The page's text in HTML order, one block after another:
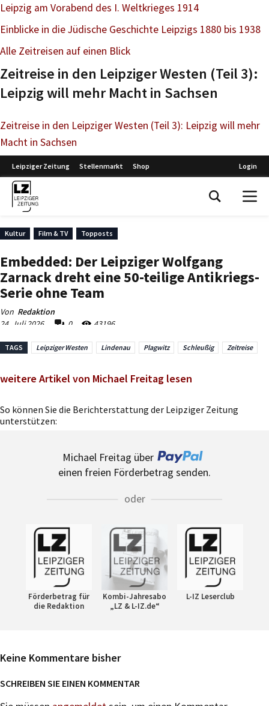
Leipzig am Vorabend des I. Weltkrieges 1914
Einblicke in die Jüdische Geschichte Leipzigs 1880 bis 1938
Alle Zeitreisen auf einen Blick
Zeitreise in den Leipziger Westen (Teil 3):
Leipzig will mehr Macht in Sachsen
Zeitreise in den Leipziger Westen (Teil 3): Leipzig will mehr
Macht in Sachsen
TAGS Leipziger Westen Lindenau Plagwitz Schleußig Zeitreise
weitere Artikel von Michael Freitag lesen
So können Sie die Berichterstattung der Leipziger Zeitung
unterstützen:
Michael Freitag über
einen freien Förderbetrag senden.
oder
Förderbetrag für
die Redaktion
Kombi-Jahresabo
„LZ & L-IZ.de“
L-IZ Leserclub
Keine Kommentare bisher
SCHREIBEN SIE EINEN KOMMENTAR